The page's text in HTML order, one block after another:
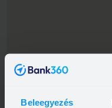
Beleegyezés